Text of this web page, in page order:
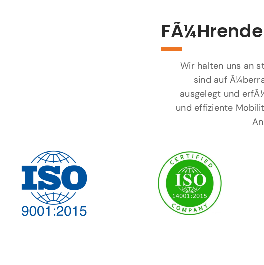
Wir halten uns an
sind auf
ausgelegt und
und effiziente